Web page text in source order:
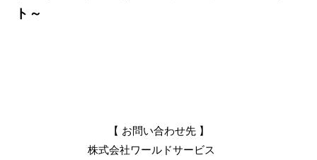
ト～
【 お問い合わせ先 】
株式会社ワールドサービス